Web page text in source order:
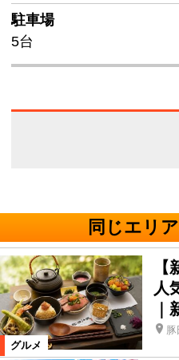
駐車場
5台
同じエリ
グルメ
人